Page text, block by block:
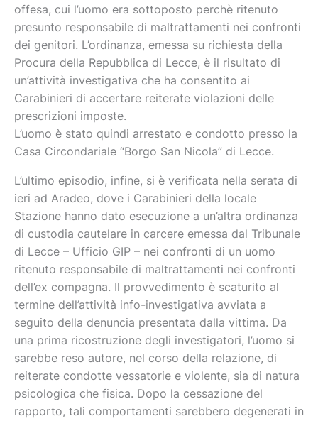
offesa, cui l’uomo era sottoposto perchè ritenuto
presunto responsabile di maltrattamenti nei confronti
dei genitori. L’ordinanza, emessa su richiesta della
Procura della Repubblica di Lecce, è il risultato di
un’attività investigativa che ha consentito ai
Carabinieri di accertare reiterate violazioni delle
prescrizioni imposte.
L’uomo è stato quindi arrestato e condotto presso la
Casa Circondariale “Borgo San Nicola” di Lecce.
L’ultimo episodio, infine, si è verificata nella serata di
ieri ad Aradeo, dove i Carabinieri della locale
Stazione hanno dato esecuzione a un’altra ordinanza
di custodia cautelare in carcere emessa dal Tribunale
di Lecce – Ufficio GIP – nei confronti di un uomo
ritenuto responsabile di maltrattamenti nei confronti
dell’ex compagna. Il provvedimento è scaturito al
termine dell’attività info-investigativa avviata a
seguito della denuncia presentata dalla vittima. Da
una prima ricostruzione degli investigatori, l’uomo si
sarebbe reso autore, nel corso della relazione, di
reiterate condotte vessatorie e violente, sia di natura
psicologica che fisica. Dopo la cessazione del
rapporto, tali comportamenti sarebbero degenerati in